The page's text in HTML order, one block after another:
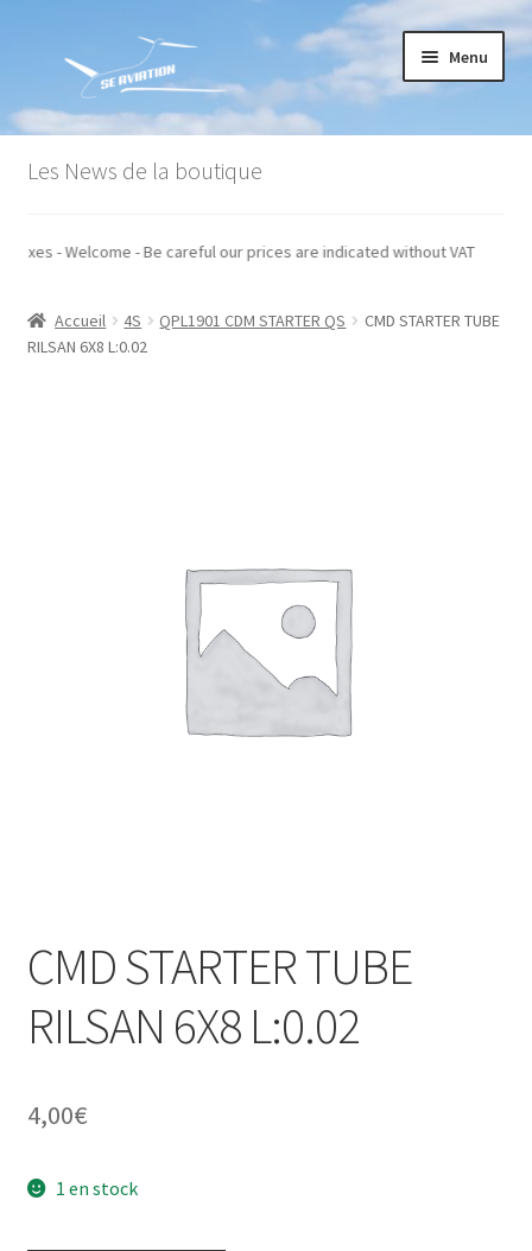
la
navigation
contenu
Menu
Accueil
Conditions générales de vente
Mon compte
Les News de la boutique
taxes - Welcome - Be careful our prices are indicated without VAT
Accueil 4S QPL1901 CDM STARTER QS
CMD STARTER TUBE
RILSAN 6X8 L:0.02
CMD STARTER TUBE
RILSAN 6X8 L:0.02
4,00€
1 en stock